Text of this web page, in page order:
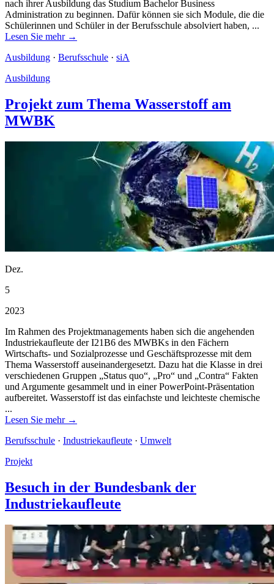
nach ihrer Ausbildung das Studium Bachelor Business
Administration zu beginnen. Dafür können sie sich Module, die die
Schülerinnen und Schüler in der Berufsschule absolviert haben, ...
Lesen Sie mehr →
Ausbildung · Berufsschule · siA
Ausbildung
Projekt zum Thema Wasserstoff am
MWBK
Dez.
5
2023
Im Rahmen des Projektmanagements haben sich die angehenden
Industriekaufleute der I21B6 des MWBKs in den Fächern
Wirtschafts- und Sozialprozesse und Geschäftsprozesse mit dem
Thema Wasserstoff auseinandergesetzt. Dazu hat die Klasse in drei
verschiedenen Gruppen „Status quo“, „Pro“ und „Contra“ Fakten
und Argumente gesammelt und in einer PowerPoint-Präsentation
aufbereitet. Wasserstoff ist das einfachste und leichteste chemische
...
Lesen Sie mehr →
Berufsschule · Industriekaufleute · Umwelt
Projekt
Besuch in der Bundesbank der
Industriekaufleute